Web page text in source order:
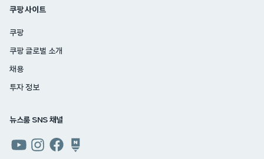
쿠팡 사이트
쿠팡
쿠팡 글로벌 소개
채용
투자 정보
뉴스룸 SNS 채널